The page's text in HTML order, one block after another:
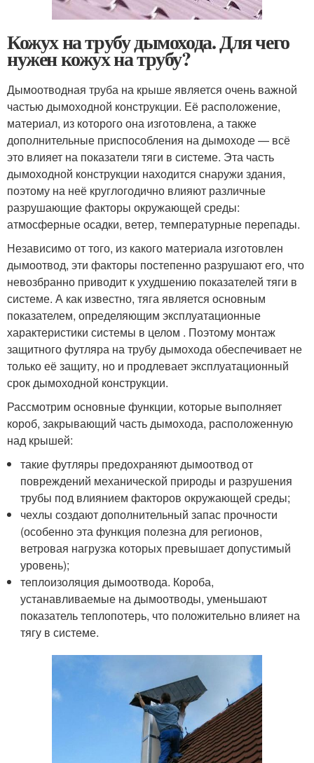
Кожух на трубу дымохода. Для чего
нужен кожух на трубу?
Дымоотводная труба на крыше является очень важной
частью дымоходной конструкции. Её расположение,
материал, из которого она изготовлена, а также
дополнительные приспособления на дымоходе — всё
это влияет на показатели тяги в системе. Эта часть
дымоходной конструкции находится снаружи здания,
поэтому на неё круглогодично влияют различные
разрушающие факторы окружающей среды:
атмосферные осадки, ветер, температурные перепады.
Независимо от того, из какого материала изготовлен
дымоотвод, эти факторы постепенно разрушают его, что
невозбранно приводит к ухудшению показателей тяги в
системе. А как известно, тяга является основным
показателем, определяющим эксплуатационные
характеристики системы в целом . Поэтому монтаж
защитного футляра на трубу дымохода обеспечивает не
только её защиту, но и продлевает эксплуатационный
срок дымоходной конструкции.
Рассмотрим основные функции, которые выполняет
короб, закрывающий часть дымохода, расположенную
над крышей:
такие футляры предохраняют дымоотвод от
повреждений механической природы и разрушения
трубы под влиянием факторов окружающей среды;
чехлы создают дополнительный запас прочности
(особенно эта функция полезна для регионов,
ветровая нагрузка которых превышает допустимый
уровень);
теплоизоляция дымоотвода. Короба,
устанавливаемые на дымоотводы, уменьшают
показатель теплопотерь, что положительно влияет на
тягу в системе.